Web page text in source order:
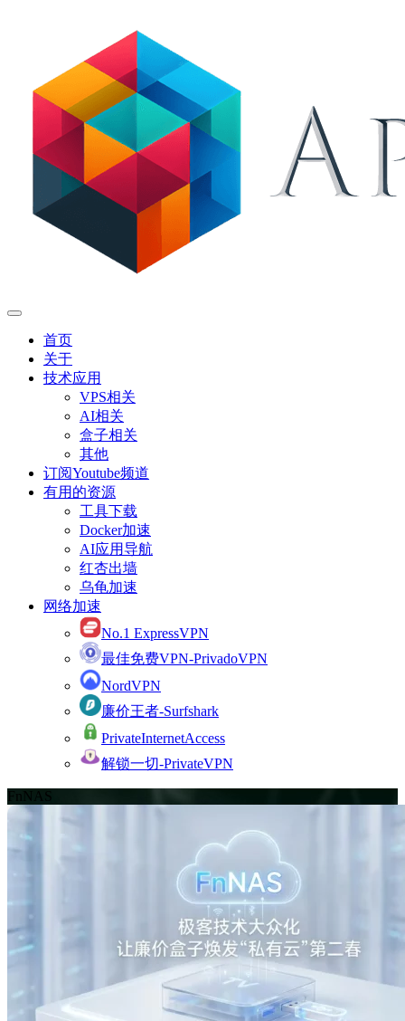
首页
关于
技术应用
VPS相关
AI相关
盒子相关
其他
订阅Youtube频道
有用的资源
工具下载
Docker加速
AI应用导航
红杏出墙
乌龟加速
网络加速
No.1 ExpressVPN
最佳免费VPN-PrivadoVPN
NordVPN
廉价王者-Surfshark
PrivateInternetAccess
解锁一切-PrivateVPN
FnNAS